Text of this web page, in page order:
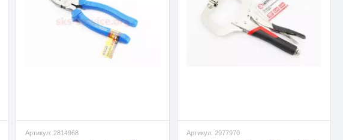
Артикул: 2814968 Артикул: 2977970